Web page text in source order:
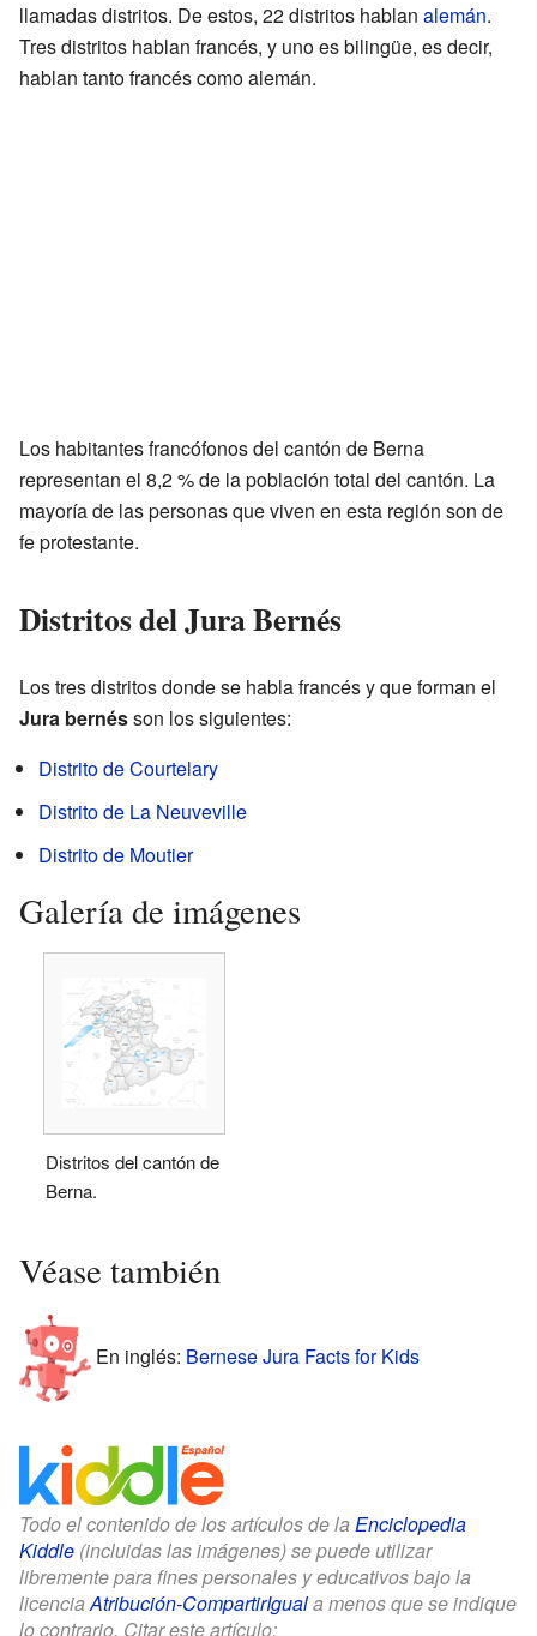
llamadas distritos. De estos, 22 distritos hablan alemán.
Tres distritos hablan francés, y uno es bilingüe, es decir,
hablan tanto francés como alemán.
Los habitantes francófonos del cantón de Berna
representan el 8,2 % de la población total del cantón. La
mayoría de las personas que viven en esta región son de
fe protestante.
Distritos del Jura Bernés
Los tres distritos donde se habla francés y que forman el
Jura bernésson los siguientes:
Distrito de Courtelary
Distrito de La Neuveville
Distrito de Moutier
Galería de imágenes
Distritos del cantón de
Berna.
Véase también
En inglés: Bernese Jura Facts for Kids
Todo el contenido de los artículos de la Enciclopedia
Kiddle (incluidas las imágenes) se puede utilizar
libremente para fines personales y educativos bajo la
licenciaAtribución-CompartirIguala menos que se indique
lo contrario. Citar este artículo: